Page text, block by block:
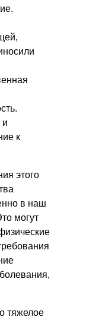
и
к
этого
в наш
могут
тяжелое